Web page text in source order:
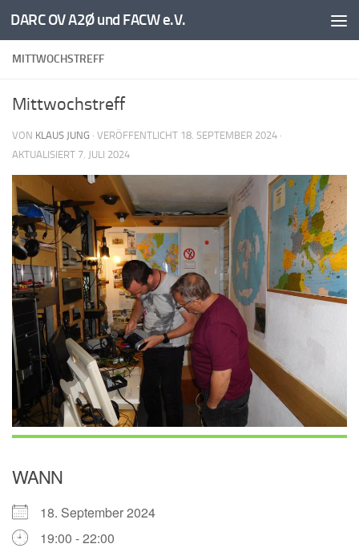
Unter dem Inhalt
DARC OV A2Ø und FACW e.V.
MITTWOCHSTREFF
Mittwochstreff
VON KLAUS JUNG · VERÖFFENTLICHT 18. SEPTEMBER 2024 ·
AKTUALISIERT 7. JULI 2024
WANN
18. September 2024
19:00 - 22:00